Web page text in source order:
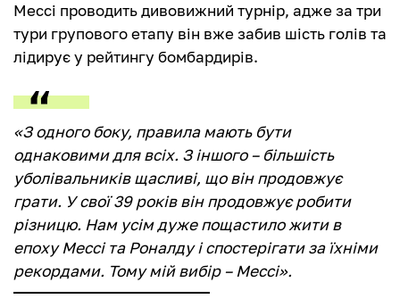
Мессі проводить дивовижний турнір, адже за три
тури групового етапу він вже забив шість голів та
лідирує у рейтингу бомбардирів.
«З одного боку, правила мають бути
однаковими для всіх. З іншого – більшість
уболівальників щасливі, що він продовжує
грати. У свої 39 років він продовжує робити
різницю. Нам усім дуже пощастило жити в
епоху Мессі та Роналду і спостерігати за їхніми
рекордами. Тому мій вибір – Мессі».